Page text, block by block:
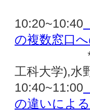
三浦大
10:20~10:40
の複数窓口へ
*小宮山
工科大学),水
10:40~11:00
の違いによ